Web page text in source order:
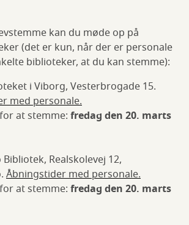
kan du møde op på
(det er kun, når der er personale
biblioteker, at du kan stemme):
i Viborg, Vesterbrogade 15.
med personale.
at stemme: fredag den 20. marts
Realskolevej 12,
Åbningstider med personale.
at stemme: fredag den 20. marts